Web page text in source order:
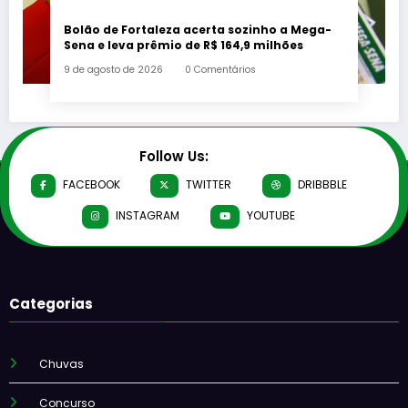
Bolão de Fortaleza acerta sozinho a Mega-
Sena e leva prêmio de R$ 164,9 milhões
9 de agosto de 2026 0 Comentários
Follow Us:
FACEBOOK TWITTER
DRIBBBLE
INSTAGRAM
YOUTUBE
Categorias
Chuvas
Concurso